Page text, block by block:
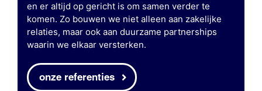
en er altijd op gericht is om samen verder te
komen. Zo bouwen we niet alleen aan zakelijke
relaties, maar ook aan duurzame partnerships
waarin we elkaar versterken.
onze referenties